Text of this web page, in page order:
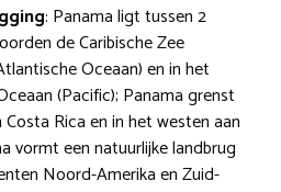
: Panama ligt tussen 2
de Caribische Zee
Oceaan) en in het
(Pacific); Panama grenst
Rica en in het westen aan
vormt een natuurlijke landbrug
Noord-Amerika en Zuid-